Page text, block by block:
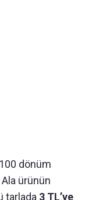
dönüm
ürünün
tarlada 3 TL’ye